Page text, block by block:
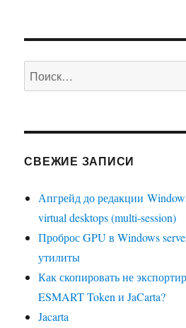
Искать:
СВЕЖИЕ ЗАПИСИ
Апгрейд до редакции
virtual desktops (multi-session)
Проброс GPU в Windows
утилиты
Как скопировать не
ESMART Token и JaCarta?
Jacarta